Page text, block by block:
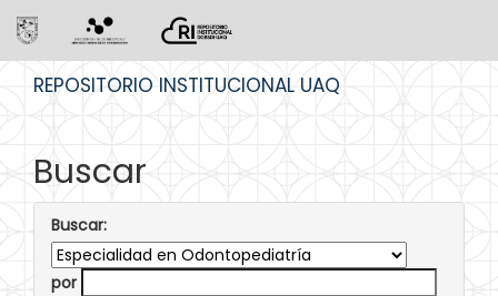
REPOSITORIO INSTITUCIONAL UAQ
Buscar
Buscar:
por